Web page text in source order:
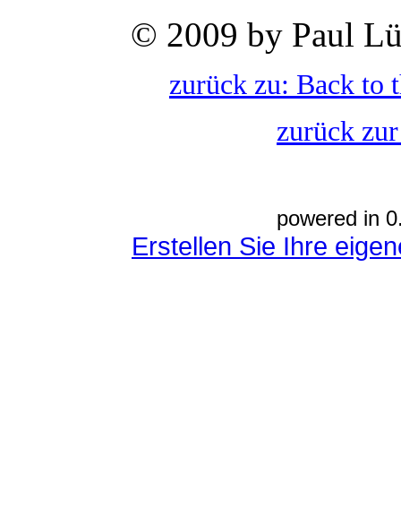
© 2009 by Paul
zurück zu: Back to
zurück
powered in
Erstellen Sie Ihre